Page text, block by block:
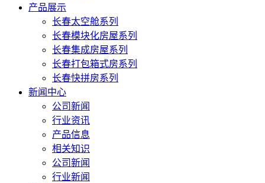
产品展示
长春太空舱系列
长春模块化房屋系列
长春集成房屋系列
长春打包箱式房系列
长春快拼房系列
新闻中心
公司新闻
行业资讯
产品信息
相关知识
公司新闻
行业新闻